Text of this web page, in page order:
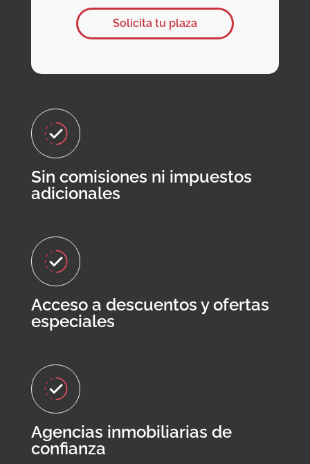
Solicita tu plaza
Sin comisiones ni impuestos
adicionales
Acceso a descuentos y ofertas
especiales
Agencias inmobiliarias de
confianza